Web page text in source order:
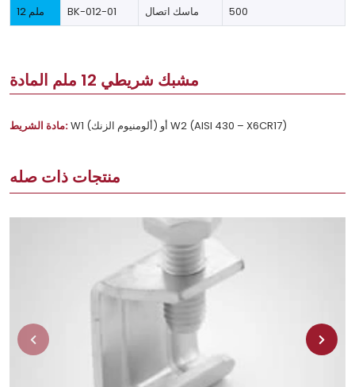
12 ملم BK-012-01 ماسك اتصال 500
مشبك شريطي 12 ملم المادة
مادة الشريط: W1 (ألومنيوم الزنك) أو W2 (AISI 430 – X6CR17)
منتجات ذات صله